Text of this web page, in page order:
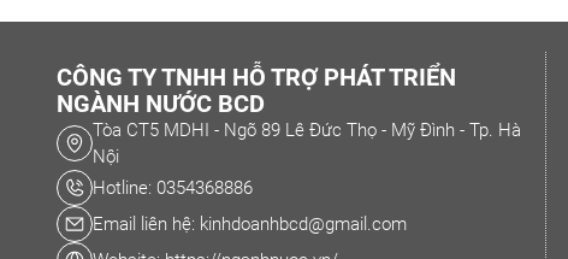
CÔNG TY TNHH HỖ TRỢ PHÁT TRIỂN
NGÀNH NƯỚC BCD
Tòa CT5 MDHI - Ngõ 89 Lê Đức Thọ - Mỹ Đình - Tp. Hà
Nội
Hotline: 0354368886
Email liên hệ: kinhdoanhbcd@gmail.com